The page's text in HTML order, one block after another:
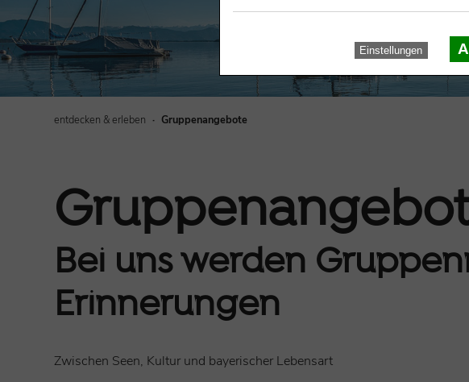
entdecken & erleben Gruppenangebote
Bei uns werden
Erinnerungen
Zwischen Seen, Kultur und bayerischer Lebensart
Einstellungen